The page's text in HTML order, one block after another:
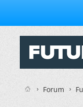
Forum